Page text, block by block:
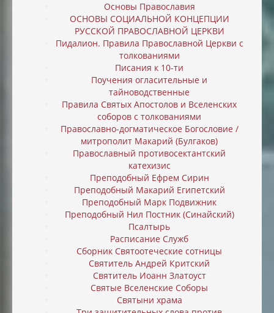
Основы Православия
ОСНОВЫ СОЦИАЛЬНОЙ КОНЦЕПЦИИ
РУССКОЙ ПРАВОСЛАВНОЙ ЦЕРКВИ
Пидалион. Правила Православной Церкви с
толкованиями
Писания к 10-ти
Поучения огласительные и
тайноводственные
Правила Святых Апостолов и Вселенских
соборов с толкованиями
Православно-догматическое Богословие /
митрополит Макарий (Булгаков)
Православный противосектантский
катехизис
Преподобный Ефрем Сирин
Преподобный Макарий Египетский
Преподобный Марк Подвижник
Преподобный Нил Постник (Синайский)
Псалтырь
Расписание Служб
Сборник Святоотеческие сотницы
Святитель Андрей Критский
Святитель Иоанн Златоуст
Святые Вселенские Соборы
Святыни храма